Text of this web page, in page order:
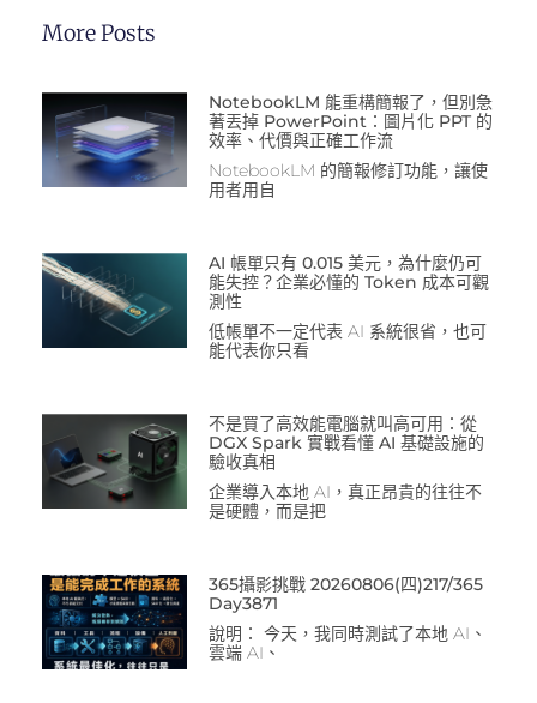
More Posts
NotebookLM 能重構簡報了，但別急
著丟掉 PowerPoint：圖片化 PPT 的
效率、代價與正確工作流
NotebookLM 的簡報修訂功能，讓使
用者用自
AI 帳單只有 0.015 美元，為什麼仍可
能失控？企業必懂的 Token 成本可觀
測性
低帳單不一定代表 AI 系統很省，也可
能代表你只看
不是買了高效能電腦就叫高可用：從
DGX Spark 實戰看懂 AI 基礎設施的
驗收真相
企業導入本地 AI，真正昂貴的往往不
是硬體，而是把
365攝影挑戰 20260806(四)217/365
Day3871
說明： 今天，我同時測試了本地 AI、
雲端 AI、